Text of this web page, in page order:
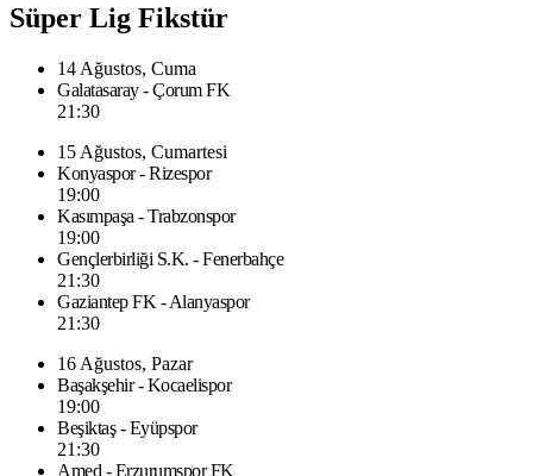
Süper Lig Fikstür
14 Ağustos, Cuma
Galatasaray - Çorum FK
21:30
15 Ağustos, Cumartesi
Konyaspor - Rizespor
19:00
Kasımpaşa - Trabzonspor
19:00
Gençlerbirliği S.K. - Fenerbahçe
21:30
Gaziantep FK - Alanyaspor
21:30
16 Ağustos, Pazar
Başakşehir - Kocaelispor
19:00
Beşiktaş - Eyüpspor
21:30
Amed - Erzurumspor FK